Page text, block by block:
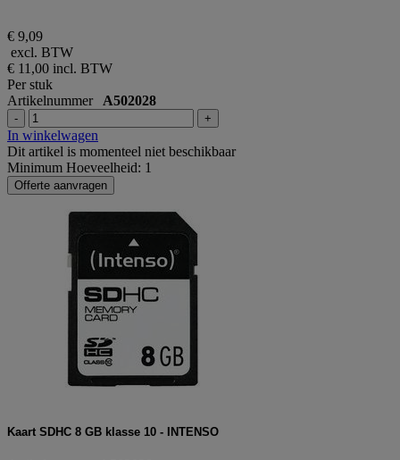
€ 9,09
excl. BTW
€ 11,00 incl. BTW
Per stuk
Artikelnummer A502028
- +
In winkelwagen
Dit artikel is momenteel niet beschikbaar
Minimum Hoeveelheid: 1
Offerte aanvragen
Kaart SDHC 8 GB klasse 10 - INTENSO